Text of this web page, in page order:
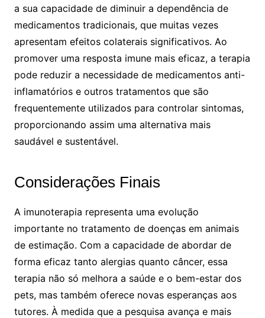
a sua capacidade de diminuir a dependência de
medicamentos tradicionais, que muitas vezes
apresentam efeitos colaterais significativos. Ao
promover uma resposta imune mais eficaz, a terapia
pode reduzir a necessidade de medicamentos anti-
inflamatórios e outros tratamentos que são
frequentemente utilizados para controlar sintomas,
proporcionando assim uma alternativa mais
saudável e sustentável.
Considerações Finais
A imunoterapia representa uma evolução
importante no tratamento de doenças em animais
de estimação. Com a capacidade de abordar de
forma eficaz tanto alergias quanto câncer, essa
terapia não só melhora a saúde e o bem-estar dos
pets, mas também oferece novas esperanças aos
tutores. À medida que a pesquisa avança e mais